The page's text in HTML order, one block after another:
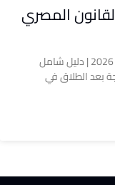
المصري
حقوق الزوجة بعد الطلاق في القانون المصري 2026 | دليل شامل
بعد الطلاق في